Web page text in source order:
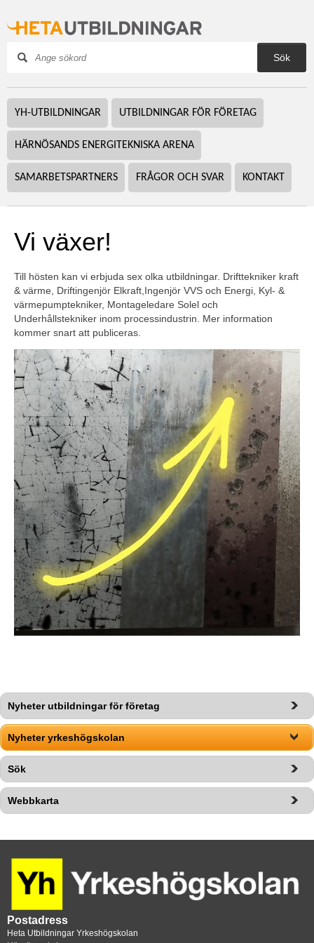
YH-UTBILDNINGAR UTBILDNINGAR FÖR FÖRETAG
HÄRNÖSANDS ENERGITEKNISKA ARENA
SAMARBETSPARTNERS FRÅGOR OCH SVAR KONTAKT
Vi växer!
Till hösten kan vi erbjuda sex olka utbildningar. Drifttekniker kraft
& värme, Driftingenjör Elkraft,Ingenjör VVS och Energi, Kyl- &
värmepumptekniker, Montageledare Solel och
Underhållstekniker inom processindustrin. Mer information
kommer snart att publiceras.
Nyheter utbildningar för företag
Nyheter yrkeshögskolan
Sök
Webbkarta
Postadress
Heta Utbildningar Yrkeshögskolan